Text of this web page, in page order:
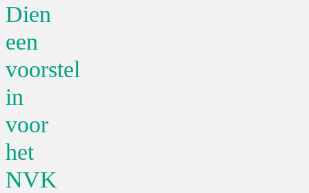
Dien
een
voorstel
in
voor
het
NVK